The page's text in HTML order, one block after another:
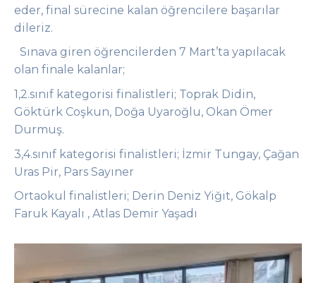
eder, final sürecine kalan öğrencilere başarılar
dileriz.
Sınava giren öğrencilerden 7 Mart’ta yapılacak
olan finale kalanlar;
1,2.sınıf kategorisi finalistleri; Toprak Didin,
Göktürk Coşkun, Doğa Uyaroğlu, Okan Ömer
Durmuş.
3,4.sınıf kategorisi finalistleri; İzmir Tungay, Çağan
Uras Pir, Pars Sayıner
Ortaokul finalistleri; Derin Deniz Yiğit, Gökalp
Faruk Kayalı , Atlas Demir Yaşadı